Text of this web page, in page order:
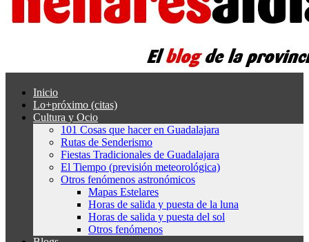
Inicio
Lo+próximo (citas)
Cultura y Ocio
101 Cosas que hacer en Guadalajara
Rutas de Senderismo
Fiestas Tradicionales de Guadalajara
El Tiempo (previsión meteorológica)
Otros fenómenos astronómicos
Mapas Estelares
Horas de salida y puesta de la luna
Horas de salida y puesta del sol
Otros fenómenos